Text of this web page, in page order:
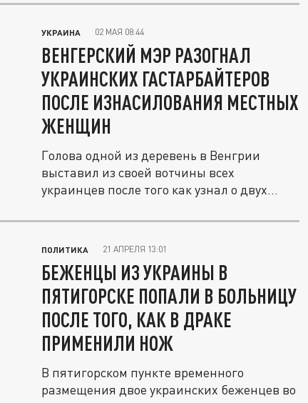
УКРАИНА 02 МАЯ 08:44
ВЕНГЕРСКИЙ МЭР РАЗОГНАЛ
УКРАИНСКИХ ГАСТАРБАЙТЕРОВ
ПОСЛЕ ИЗНАСИЛОВАНИЯ МЕСТНЫХ
ЖЕНЩИН
Голова одной из деревень в Венгрии
выставил из своей вотчины всех
украинцев после того как узнал о двух
ПОЛИТИКА 21 АПРЕЛЯ 13:01
БЕЖЕНЦЫ ИЗ УКРАИНЫ В
ПЯТИГОРСКЕ ПОПАЛИ В БОЛЬНИЦУ
ПОСЛЕ ТОГО, КАК В ДРАКЕ
ПРИМЕНИЛИ НОЖ
В пятигорском пункте временного
размещения двое украинских беженцев во